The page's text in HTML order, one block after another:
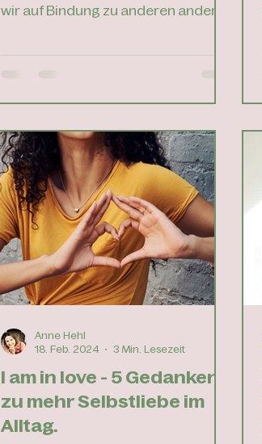
zusammenhängen
wir auf Bindung zu anderen anderen
I am in love - 5 Gedanken
zu mehr Selbstliebe im
Alltag.
Anne Hehl
18. Feb. 2024
3 Min. Lesezeit